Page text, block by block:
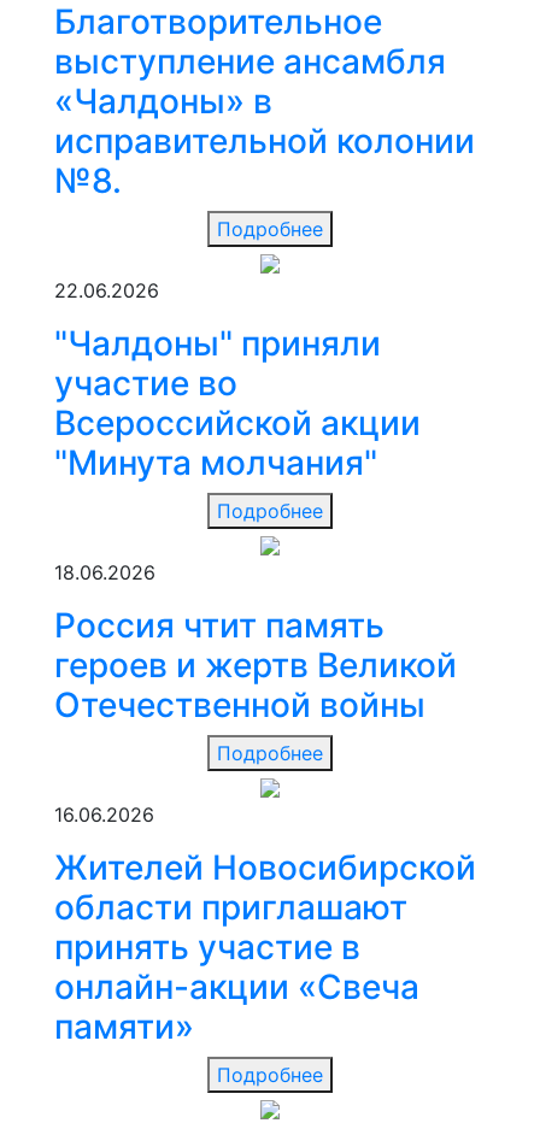
Благотворительное
выступление ансамбля
«Чалдоны» в
исправительной колонии
№8.
Подробнее
22.06.2026
"Чалдоны" приняли
участие во
Всероссийской акции
"Минута молчания"
Подробнее
18.06.2026
Россия чтит память
героев и жертв Великой
Отечественной войны
Подробнее
16.06.2026
Жителей Новосибирской
области приглашают
принять участие в
онлайн-акции «Свеча
памяти»
Подробнее